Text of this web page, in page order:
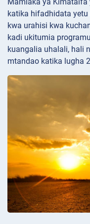
katika hifadhidata
kwa urahisi kwa
kadi ukitumia
kuangalia uhalali, hali
mtandao katika lugha